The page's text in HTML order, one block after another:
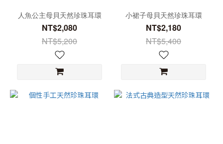
人魚公主母貝天然珍珠耳環
NT$2,080
NT$5,200
小裙子母貝天然珍珠耳環
NT$2,180
NT$5,400